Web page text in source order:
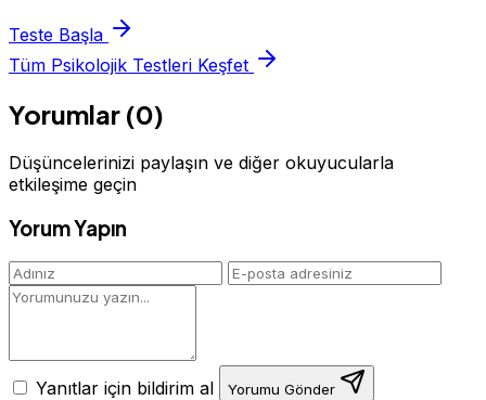
Teste Başla
Tüm Psikolojik Testleri Keşfet
Yorumlar (0)
Düşüncelerinizi paylaşın ve diğer okuyucularla
etkileşime geçin
Yorum Yapın
Yanıtlar için bildirim al Yorumu Gönder